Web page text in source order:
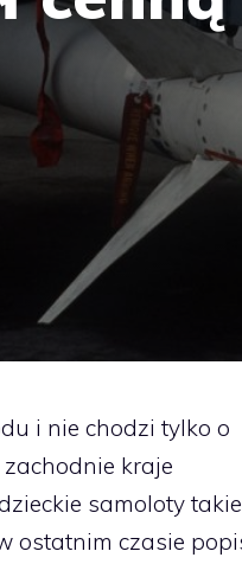
i nie chodzi tylko o
kraje
samoloty takie
ostatnim czasie